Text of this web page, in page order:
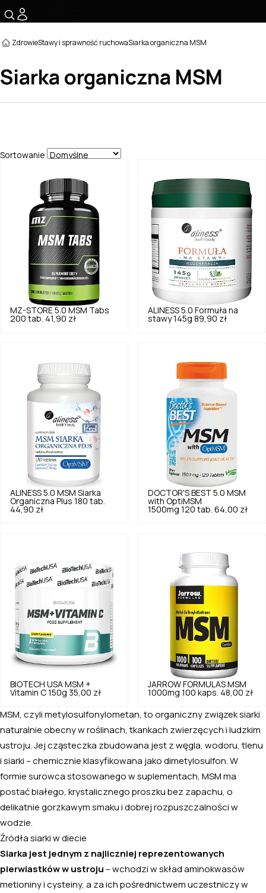
ZdrowieStawy i sprawność ruchowaSiarka organiczna MSM
Siarka organiczna MSM
Sortowanie
MZ-STORE 5.0 MSM Tabs
200 tab. 41,90 zł
ALINESS 5.0 Formuła na
stawy 145g 89,90 zł
ALINESS 5.0 MSM Siarka
Organiczna Plus 180 tab.
44,90 zł
DOCTOR'S BEST 5.0 MSM
with OptiMSM
1500mg 120 tab. 64,00 zł
BIOTECH USA MSM +
Vitamin C 150g 35,00 zł
JARROW FORMULAS MSM
1000mg 100 kaps. 48,00 zł
MSM, czyli metylosulfonylometan, to organiczny związek siarki
naturalnie obecny w roślinach, tkankach zwierzęcych i ludzkim
ustroju. Jej cząsteczka zbudowana jest z węgla, wodoru, tlenu
i siarki – chemicznie klasyfikowana jako dimetylosulfon. W
formie surowca stosowanego w suplementach, MSM ma
postać białego, krystalicznego proszku bez zapachu, o
delikatnie gorzkawym smaku i dobrej rozpuszczalności w
wodzie.
Źródła siarki w diecie
Siarka jest jednym z najliczniej reprezentowanych
pierwiastków w ustroju – wchodzi w skład aminokwasów
metioniny i cysteiny, a za ich pośrednictwem uczestniczy w